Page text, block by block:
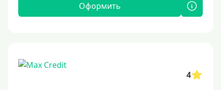
Оформить
4